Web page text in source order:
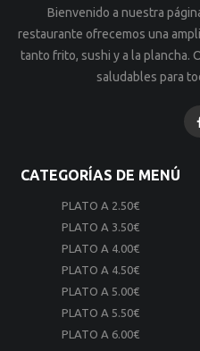
Bienvenido a nuestra
restaurante ofrecemos una
tanto frito, sushi y a la plancha.
saludables para
CATEGORÍAS DE MENÚ
PLATO A 2.50€
PLATO A 3.50€
PLATO A 4.00€
PLATO A 4.50€
PLATO A 5.00€
PLATO A 5.50€
PLATO A 6.00€